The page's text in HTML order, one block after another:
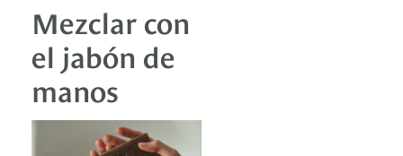
Mezclar con
el jabón de
manos